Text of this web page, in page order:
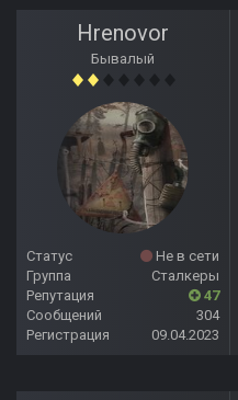
Hrenovor
Бывалый
Статус
Не в сети
Группа
Сталкеры
Репутация
47
Сообщений
304
Регистрация
09.04.2023